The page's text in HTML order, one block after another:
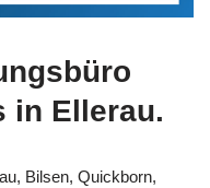
in Ellerau.
Bilsen, Quickborn,